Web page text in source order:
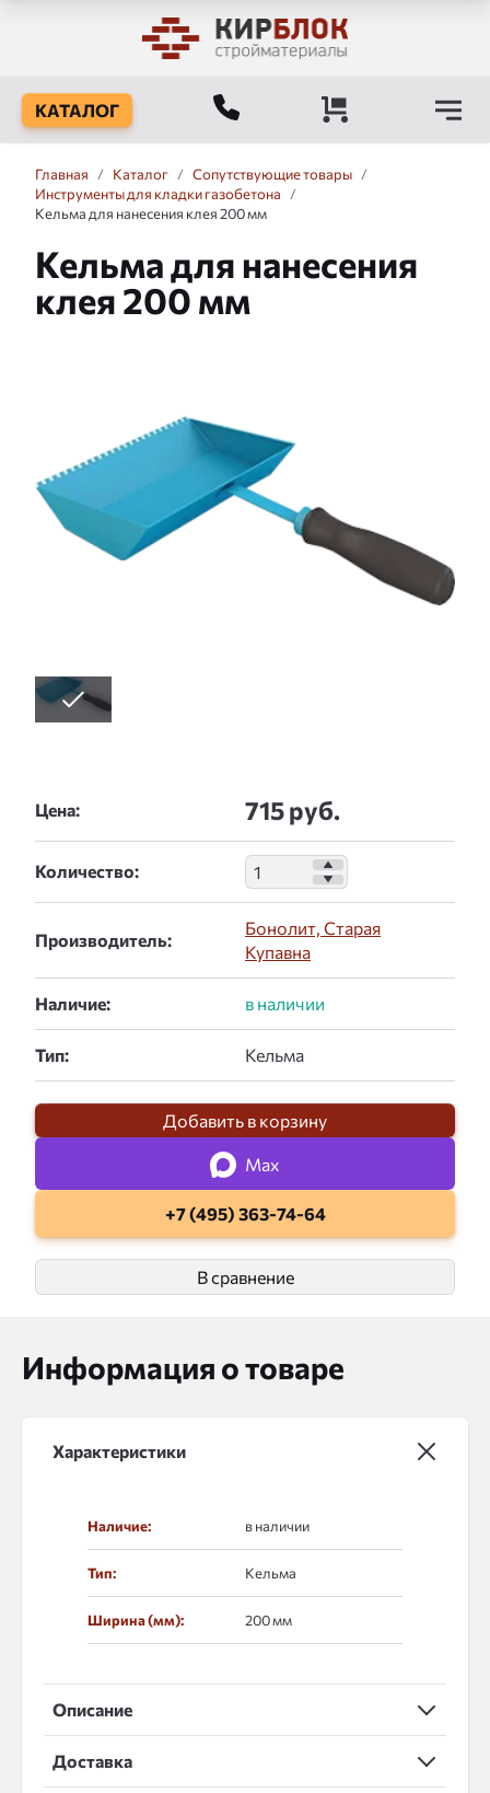
КАТАЛОГ
Главная / Каталог / Сопутствующие товары /
Инструменты для кладки газобетона
/
Кельма для нанесения клея 200 мм
Кельма для нанесения
клея 200 мм
Цена: 715 руб.
Количество:
Производитель:
Бонолит, Старая
Купавна
Наличие:
Тип:
Добавить в корзину
Max
+7 (495) 363-74-64
В сравнение
Информация о товаре
Характеристики
Наличие: в наличии
Тип: Кельма
Ширина (мм): 200 мм
Описание
Доставка